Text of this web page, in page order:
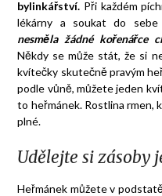
bylinkářství. Při každém
lékárny a soukat do sebe
nesměla žádné kořenářce
Někdy se může stát, že si
kvítečky skutečně pravým
podle vůně, můžete jeden
to heřmánek. Rostlina rmen,
plné.
Udělejte si zásoby
Heřmánek můžete v